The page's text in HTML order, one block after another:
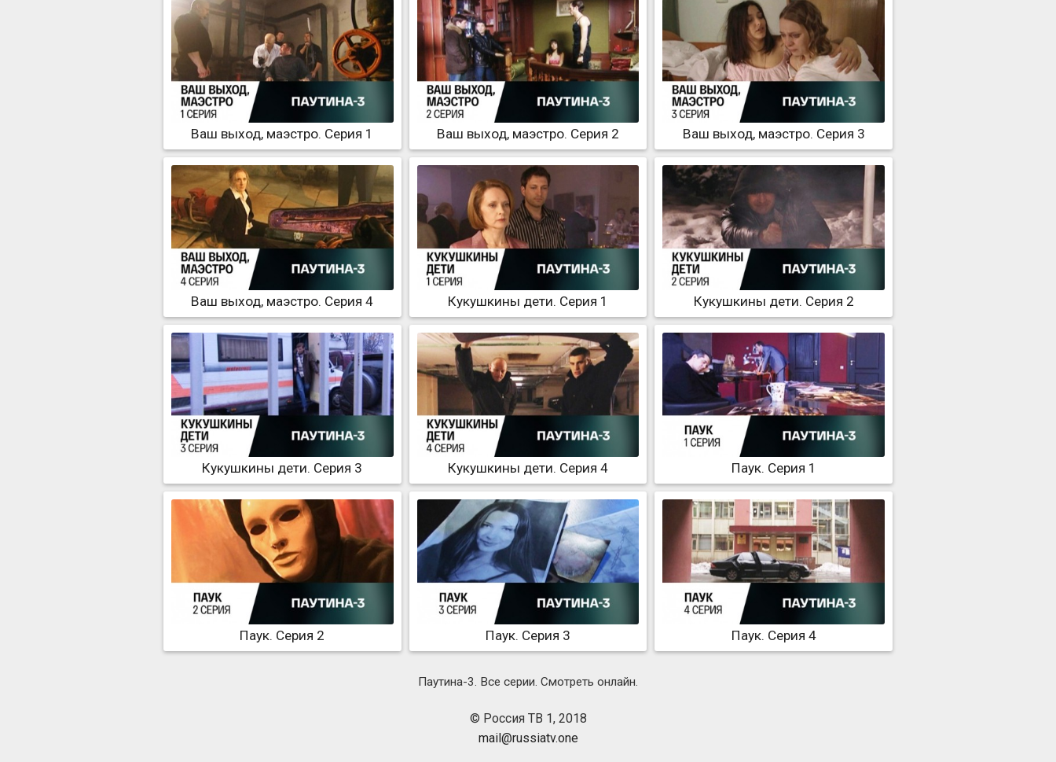
Ваш выход, маэстро. Серия 1 Ваш выход, маэстро. Серия 2 Ваш выход, маэстро. Серия 3
Ваш выход, маэстро. Серия 4 Кукушкины дети. Серия 1 Кукушкины дети. Серия 2
Кукушкины дети. Серия 3 Кукушкины дети. Серия 4 Паук. Серия 1
Паук. Серия 2 Паук. Серия 3 Паук. Серия 4
Паутина-3. Все серии. Смотреть онлайн.
© Россия ТВ 1, 2018
mail@russiatv.one